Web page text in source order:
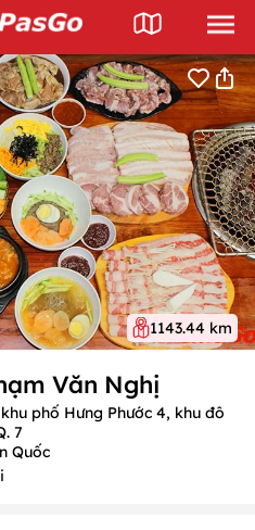
1143.44 km
Văn Nghị
phố Hưng Phước 4, khu đô
7
Quốc